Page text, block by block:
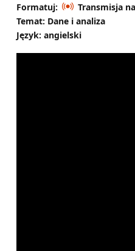
Formatuj:
Transmisja
Temat: Dane i analiza
Język: angielski